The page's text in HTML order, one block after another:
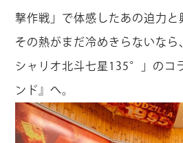
撃作戦」で体感したあの迫力と
その熱がまだ冷めきらないなら
シャリオ北斗七星135°」のコ
ンド』へ。